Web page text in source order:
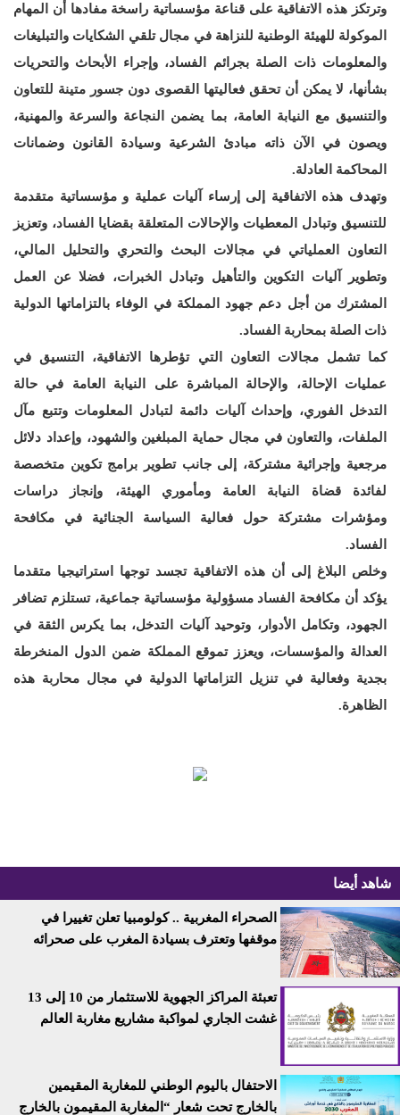
وترتكز هذه الاتفاقية على قناعة مؤسساتية راسخة مفادها أن المهام
الموكولة للهيئة الوطنية للنزاهة في مجال تلقي الشكايات والتبليغات
والمعلومات ذات الصلة بجرائم الفساد، وإجراء الأبحاث والتحريات
بشأنها، لا يمكن أن تحقق فعاليتها القصوى دون جسور متينة للتعاون
والتنسيق مع النيابة العامة، بما يضمن النجاعة والسرعة والمهنية،
ويصون في الآن ذاته مبادئ الشرعية وسيادة القانون وضمانات
المحاكمة العادلة.
وتهدف هذه الاتفاقية إلى إرساء آليات عملية و مؤسساتية متقدمة
للتنسيق وتبادل المعطيات والإحالات المتعلقة بقضايا الفساد، وتعزيز
التعاون العملياتي في مجالات البحث والتحري والتحليل المالي،
وتطوير آليات التكوين والتأهيل وتبادل الخبرات، فضلا عن العمل
المشترك من أجل دعم جهود المملكة في الوفاء بالتزاماتها الدولية
ذات الصلة بمحاربة الفساد.
كما تشمل مجالات التعاون التي تؤطرها الاتفاقية، التنسيق في
عمليات الإحالة، والإحالة المباشرة على النيابة العامة في حالة
التدخل الفوري، وإحداث آليات دائمة لتبادل المعلومات وتتبع مآل
الملفات، والتعاون في مجال حماية المبلغين والشهود، وإعداد دلائل
مرجعية وإجرائية مشتركة، إلى جانب تطوير برامج تكوين متخصصة
لفائدة قضاة النيابة العامة ومأموري الهيئة، وإنجاز دراسات
ومؤشرات مشتركة حول فعالية السياسة الجنائية في مكافحة
الفساد.
وخلص البلاغ إلى أن هذه الاتفاقية تجسد توجها استراتيجيا متقدما
يؤكد أن مكافحة الفساد مسؤولية مؤسساتية جماعية، تستلزم تضافر
الجهود، وتكامل الأدوار، وتوحيد آليات التدخل، بما يكرس الثقة في
العدالة والمؤسسات، ويعزز تموقع المملكة ضمن الدول المنخرطة
بجدية وفعالية في تنزيل التزاماتها الدولية في مجال محاربة هذه
الظاهرة.
شاهد أيضا
الصحراء المغربية .. كولومبيا تعلن تغييرا في
موقفها وتعترف بسيادة المغرب على صحرائه
تعبئة المراكز الجهوية للاستثمار من 10 إلى 13
غشت الجاري لمواكبة مشاريع مغاربة العالم
الاحتفال باليوم الوطني للمغاربة المقيمين
بالخارج تحت شعار “المغاربة المقيمون بالخارج